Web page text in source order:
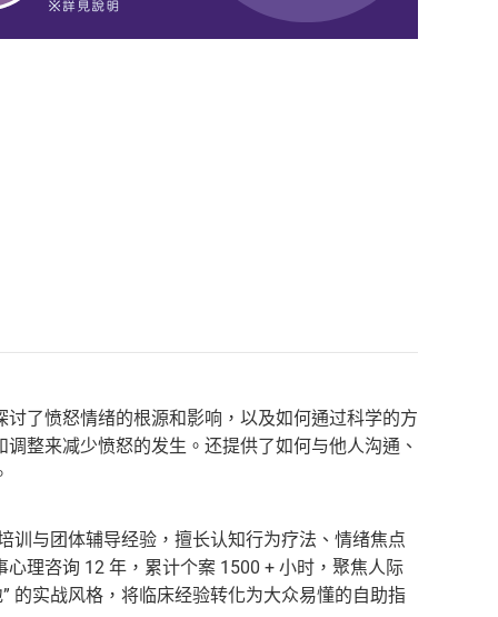
了愤怒情绪的根源和影响，以及如何通过科学的方
整来减少愤怒的发生。还提供了如何与他人沟通、
训与团体辅导经验，擅长认知行为疗法、情绪焦点
理咨询 12 年，累计个案 1500 + 小时，聚焦人际
的实战风格，将临床经验转化为大众易懂的自助指